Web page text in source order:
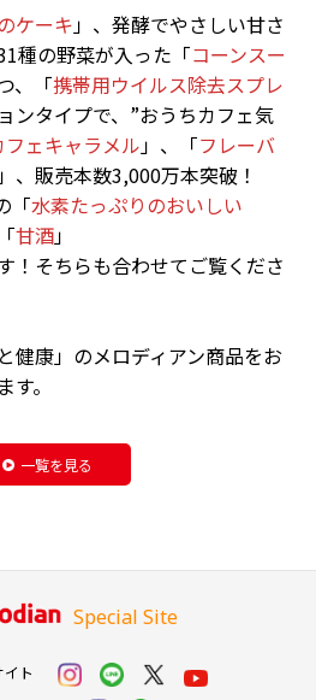
ケーキ」、発酵でやさしい甘さ
種の野菜が入った「コーンスー
、「携帯用ウイルス除去スプレ
ンタイプで、”おうちカフェ気
フェキャラメル」、「フレーバ
、販売本数3,000万本突破！
「水素たっぷりのおいしい
甘酒」
！そちらも合わせてご覧くださ
健康」のメロディアン商品をお
。
一覧を見る
Special Site
イト